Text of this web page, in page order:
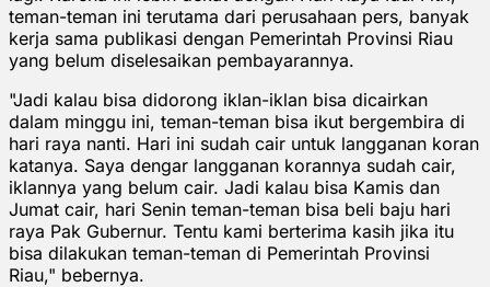
teman-teman ini terutama dari perusahaan pers, banyak
kerja sama publikasi dengan Pemerintah Provinsi Riau
yang belum diselesaikan pembayarannya.
"Jadi kalau bisa didorong iklan-iklan bisa dicairkan
dalam minggu ini, teman-teman bisa ikut bergembira di
hari raya nanti. Hari ini sudah cair untuk langganan koran
katanya. Saya dengar langganan korannya sudah cair,
iklannya yang belum cair. Jadi kalau bisa Kamis dan
Jumat cair, hari Senin teman-teman bisa beli baju hari
raya Pak Gubernur. Tentu kami berterima kasih jika itu
bisa dilakukan teman-teman di Pemerintah Provinsi
Riau," bebernya.